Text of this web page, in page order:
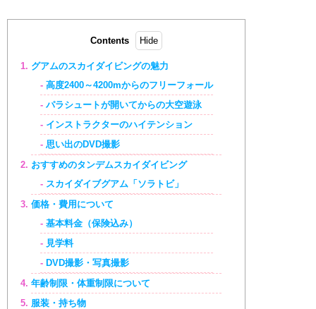
Contents
グアムのスカイダイビングの魅力
高度2400～4200mからのフリーフォール
パラシュートが開いてからの大空遊泳
インストラクターのハイテンション
思い出のDVD撮影
おすすめのタンデムスカイダイビング
スカイダイブグアム「ソラトビ」
価格・費用について
基本料金（保険込み）
見学料
DVD撮影・写真撮影
年齢制限・体重制限について
服装・持ち物